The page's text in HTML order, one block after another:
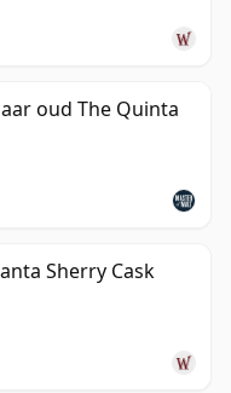
oud The Quinta
Sherry Cask